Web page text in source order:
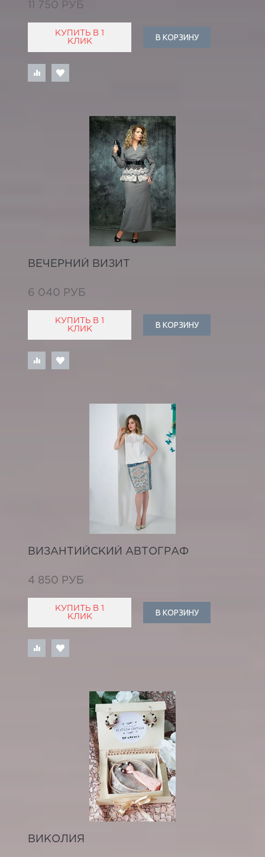
11 750 РУБ
КУПИТЬ В 1
КЛИК
В КОРЗИНУ
ВЕЧЕРНИЙ ВИЗИТ
6 040 РУБ
КУПИТЬ В 1
КЛИК
В КОРЗИНУ
ВИЗАНТИЙСКИЙ АВТОГРАФ
4 850 РУБ
КУПИТЬ В 1
КЛИК
В КОРЗИНУ
ВИКОЛИЯ